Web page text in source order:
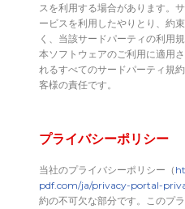
スを利用する場合があります。
ービスを利用したやりとり、約
く、当該サードパーティの利用
本ソフトウェアのご利用に適用
れるすべてのサードパーティ規
客様の責任です。
プライバシーポリシー
当社のプライバシーポリシー（
pdf.com/ja/privacy-portal-
約の不可欠な部分です。このプ